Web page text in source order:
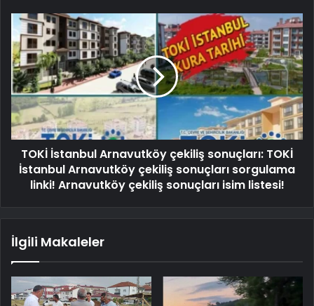
TOKİ İstanbul Arnavutköy çekiliş sonuçları: TOKİ
İstanbul Arnavutköy çekiliş sonuçları sorgulama
linki! Arnavutköy çekiliş sonuçları isim listesi!
İlgili Makaleler